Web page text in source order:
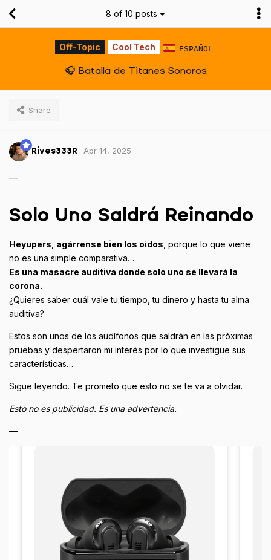
Off-Topic Cool Tech ESPAÑOL
🎧 Batalla de Titanes Sonoros
Share
8 of 10 posts
Rives333R Apr 14, 2025
—
Solo Uno Saldrá Reinando
Heyupers, agárrense bien los oídos , porque lo que viene
no es una simple comparativa…
Es una masacre auditiva donde solo uno se llevará la
corona.
¿Quieres saber cuál vale tu tiempo, tu dinero y hasta tu alma
auditiva?
Estos son unos de los audífonos que saldrán en las próximas
pruebas y despertaron mi interés por lo que investigue sus
características…
Sigue leyendo. Te prometo que esto no se te va a olvidar.
Esto no es publicidad. Es una advertencia.
—